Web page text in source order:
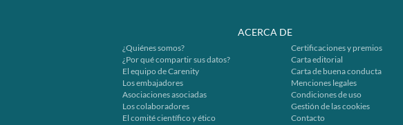
ACERCA DE
¿Quiénes somos?
¿Por qué compartir sus datos?
El equipo de Carenity
Los embajadores
Asociaciones asociadas
Los colaboradores
El comité científico y ético
Certificaciones y premios
Carta editorial
Carta de buena conducta
Menciones legales
Condiciones de uso
Gestión de las cookies
Contacto